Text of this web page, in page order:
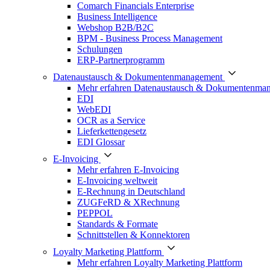
Comarch Financials Enterprise
Business Intelligence
Webshop B2B/B2C
BPM - Business Process Management
Schulungen
ERP-Partnerprogramm
Datenaustausch & Dokumentenmanagement
Mehr erfahren Datenaustausch &
EDI
WebEDI
OCR as a Service
Lieferkettengesetz
EDI Glossar
E-Invoicing
Mehr erfahren E-Invoicing
E-Invoicing weltweit
E-Rechnung in Deutschland
ZUGFeRD & XRechnung
PEPPOL
Standards & Formate
Schnittstellen & Konnektoren
Loyalty Marketing Plattform
Mehr erfahren Loyalty Marketing Plattform